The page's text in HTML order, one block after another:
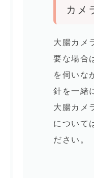
カメ
大腸カメ
要な場合
を伺いな
針を一緒
大腸カメ
について
ださい。